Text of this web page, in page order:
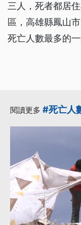
三人，死者都居
區，高雄縣鳳山
死亡人數最多的
閱讀更多 #死亡人